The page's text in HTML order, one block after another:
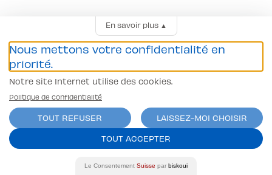
En savoir plus▲
Nous mettons votre confidentialité en
priorité.
Notre site Internet utilise des cookies.
Politique de confidentialité
TOUT REFUSER
LAISSEZ-MOI CHOISIR
TOUT ACCEPTER
Le Consentement Suisse par biskoui